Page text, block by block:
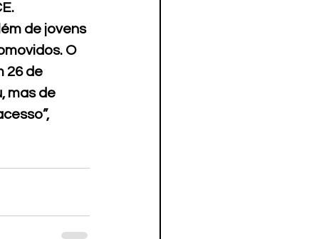
de jovens
O
26 de
mas de